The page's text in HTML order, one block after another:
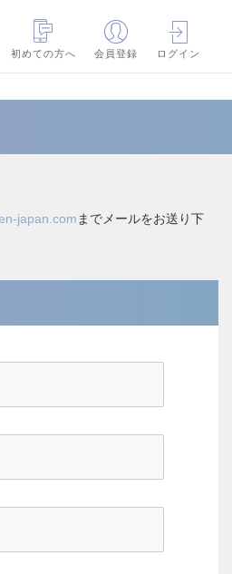
初めての方へ
会員登録 ログイン
japan.com までメールをお送り下